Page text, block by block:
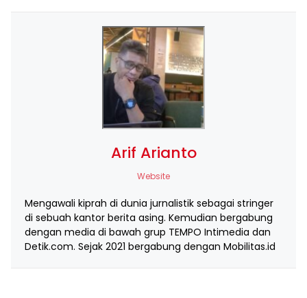
Arif Arianto
Website
Mengawali kiprah di dunia jurnalistik sebagai stringer
di sebuah kantor berita asing. Kemudian bergabung
dengan media di bawah grup TEMPO Intimedia dan
Detik.com. Sejak 2021 bergabung dengan Mobilitas.id